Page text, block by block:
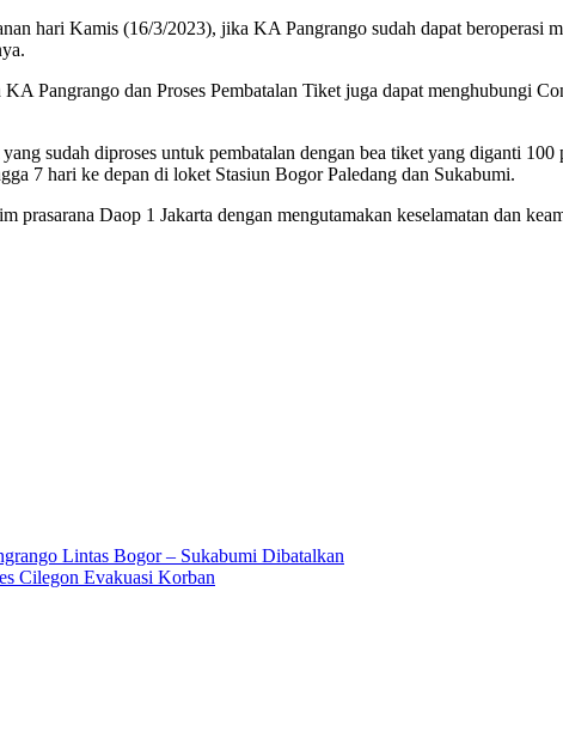
hari Kamis (16/3/2023), jika KA Pangrango sudah dapat beroperasi
Pangrango dan Proses Pembatalan Tiket juga dapat menghubungi
sudah diproses untuk pembatalan dengan bea tiket yang diganti
7 hari ke depan di loket Stasiun Bogor Paledang dan Sukabumi.
Daop 1 Jakarta dengan mengutamakan keselamatan dan
Lintas Bogor – Sukabumi Dibatalkan
Cilegon Evakuasi Korban